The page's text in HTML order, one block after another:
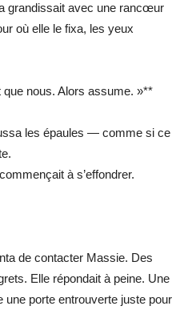
grandissait avec une rancœur
où elle le fixa, les yeux
nous. Alors assume. »**
les épaules — comme si ce
à s’effondrer.
de contacter Massie. Des
Elle répondait à peine. Une
porte entrouverte juste pour